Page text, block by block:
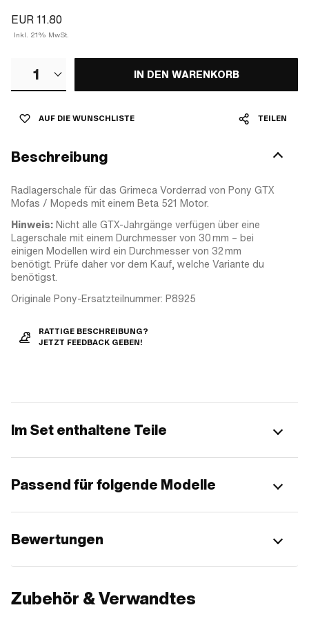
EUR 11.80
Inkl. 21% MwSt.
1 IN DEN WARENKORB
AUF DIE WUNSCHLISTE TEILEN
Beschreibung
Radlagerschale für das Grimeca Vorderrad von Pony GTX
Mofas / Mopeds mit einem Beta 521 Motor.
Hinweis: Nicht alle GTX-Jahrgänge verfügen über eine
Lagerschale mit einem Durchmesser von 30 mm – bei
einigen Modellen wird ein Durchmesser von 32 mm
benötigt. Prüfe daher vor dem Kauf, welche Variante du
benötigst.
Originale Pony-Ersatzteilnummer: P8925
RATTIGE BESCHREIBUNG?
JETZT FEEDBACK GEBEN!
Im Set enthaltene Teile
Passend für folgende Modelle
Bewertungen
Zubehör & Verwandtes